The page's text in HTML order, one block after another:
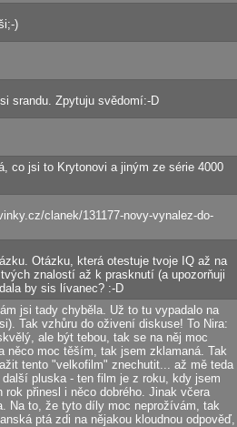
)
srandu. Zpytuju svědomí:-D
co jsi to Krytonovi a jiným ze série 4000
clanek/131177-novy-vynalez-do-
Otázku, která otestuje tvoje IQ až na
znalostí až k prasknutí (a upozorňuji
by sis lívanec? :-D
jsi tady chyběla. Už to tu vypadalo na
Tak vzhůru do oživení diskuse! To Nira:
ale být tebou, tak se na něj moc
něco moc těším, tak jsem zklamaná. Tak
tento "velkofilm" znechutit... až mě teda
pluska - ten film je z roku, kdy jsem
přinesl i něco dobrého. Jinak včera
Na to, že tyto díly moc neprožívám, tak
ptá zdi na nějakou kloudnou odpověď,